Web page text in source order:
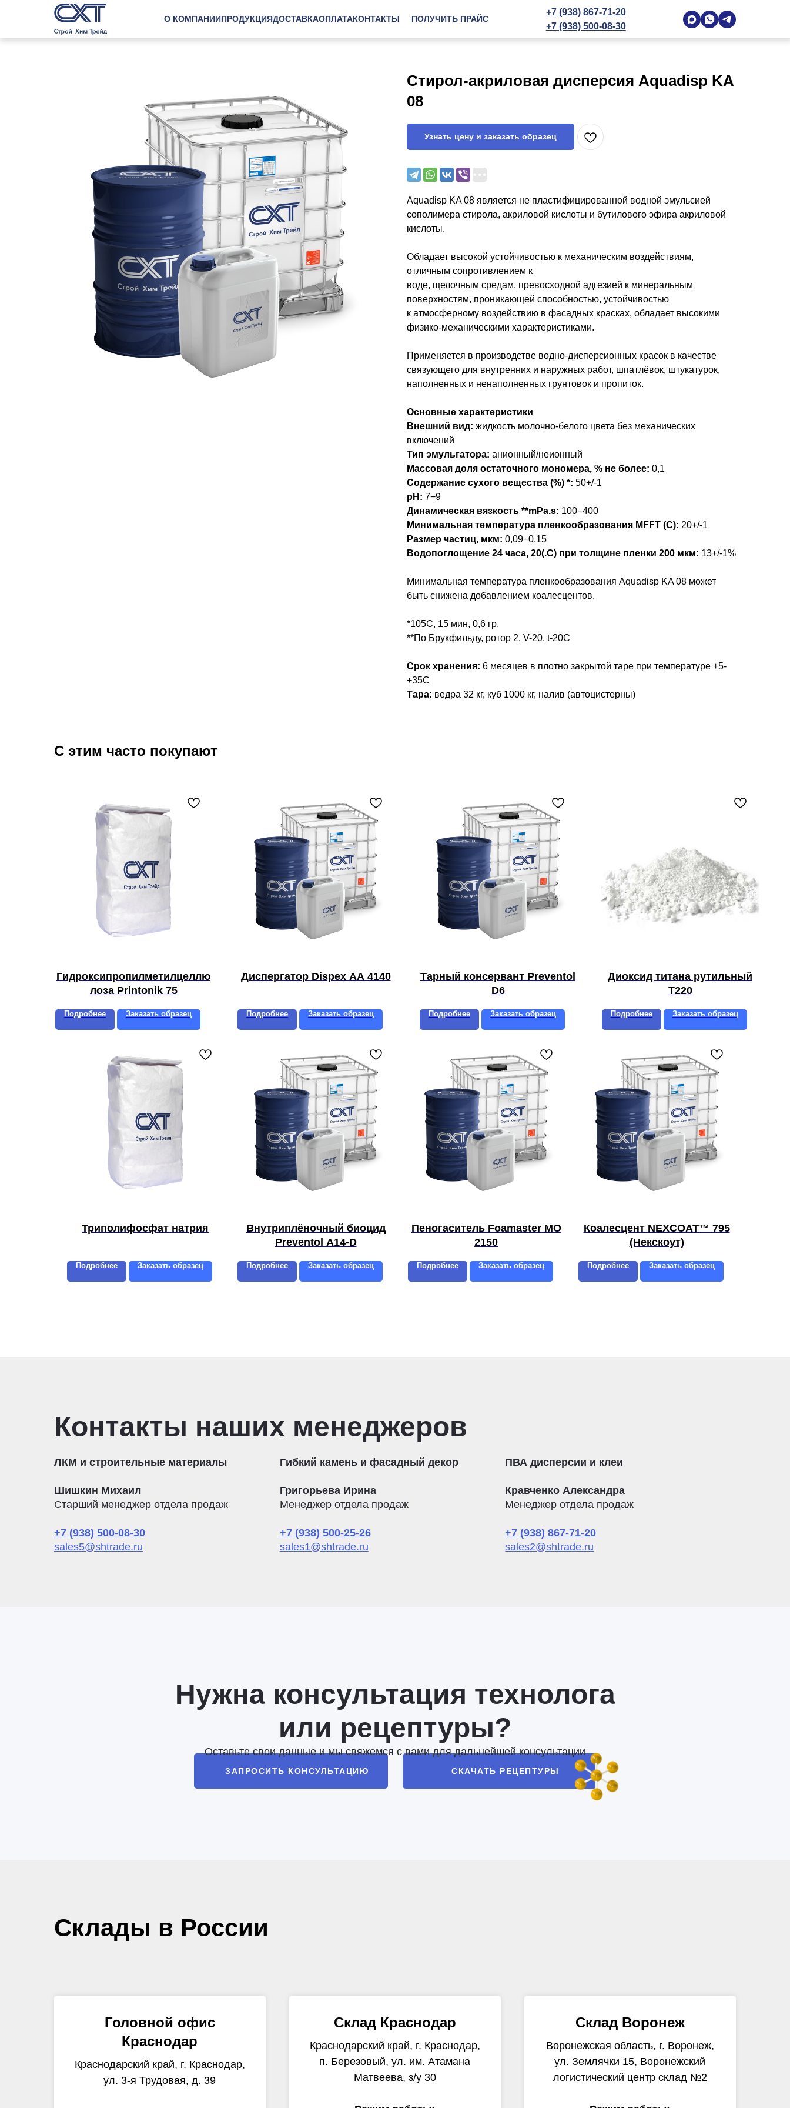
О КОМПАНИИПРОДУКЦИЯДОСТАВКАОПЛАТАКОНТАКТЫ ПОЛУЧИТЬ ПРАЙС
+7 (938) 867-71-20
+7 (938) 500-08-30
Стирол-акриловая дисперсия Aquadisp KA
08
Узнать цену и заказать образец
Aquadisp KA 08 является не пластифицированной водной эмульсией
сополимера стирола, акриловой кислоты и бутилового эфира акриловой
кислоты.
Обладает высокой устойчивостью к механическим воздействиям,
отличным сопротивлением к
воде, щелочным средам, превосходной адгезией к минеральным
поверхностям, проникающей способностью, устойчивостью
к атмосферному воздействию в фасадных красках, обладает высокими
физико-механическими характеристиками.
Применяется в производстве водно-дисперсионных красок в качестве
связующего для внутренних и наружных работ, шпатлёвок, штукатурок,
наполненных и ненаполненных грунтовок и пропиток.
Основные характеристики
Внешний вид: жидкость молочно-белого цвета без механических
включений
Тип эмульгатора: анионный/неионный
Массовая доля остаточного мономера, % не более: 0,1
Содержание сухого вещества (%) *: 50+/-1
рН: 7−9
Динамическая вязкость **mPa.s: 100−400
Минимальная температура пленкообразования MFFT (C): 20+/-1
Размер частиц, мкм: 0,09−0,15
Водопоглощение 24 часа, 20(.С) при толщине пленки 200 мкм: 13+/-1%
Минимальная температура пленкообразования Aquadisp KA 08 может
быть снижена добавлением коалесцентов.
*105C, 15 мин, 0,6 гр.
**По Брукфильду, ротор 2, V-20, t-20С
Срок хранения: 6 месяцев в плотно закрытой таре при температуре +5-
+35С
Тара: ведра 32 кг, куб 1000 кг, налив (автоцистерны)
С этим часто покупают
Гидроксипропилметилцеллю
лоза Printonik 75
Подробнее Заказать образец
Диспергатор Dispex AA 4140
Подробнее Заказать образец
Тарный консервант Preventol
D6
Подробнее Заказать образец
Диоксид титана рутильный
T220
Подробнее Заказать образец
Триполифосфат натрия
Подробнее Заказать образец
Внутриплёночный биоцид
Preventol A14-D
Подробнее Заказать образец
Пеногаситель Foamaster MO
2150
Подробнее Заказать образец
Коалесцент NEXCOAT™ 795
(Некскоут)
Подробнее Заказать образец
Контакты наших менеджеров
ЛКМ и строительные материалы
Шишкин Михаил
Старший менеджер отдела продаж
+7 (938) 500-08-30
sales5@shtrade.ru
Гибкий камень и фасадный декор
Григорьева Ирина
Менеджер отдела продаж
+7 (938) 500-25-26
sales1@shtrade.ru
ПВА дисперсии и клеи
Кравченко Александра
Менеджер отдела продаж
+7 (938) 867-71-20
sales2@shtrade.ru
СКАЧАТЬ РЕЦЕПТУРЫ
ЗАПРОСИТЬ КОНСУЛЬТАЦИЮ
Нужна консультация технолога
или рецептуры?
Оставьте свои данные и мы свяжемся с вами для дальнейшей консультации
Склады в России
Головной офис
Краснодар
Краснодарский край, г. Краснодар,
ул. 3-я Трудовая, д. 39
Склад Краснодар
Краснодарский край, г. Краснодар,
п. Березовый, ул. им. Атамана
Матвеева, з/у 30
Склад Воронеж
Воронежская область, г. Воронеж,
ул. Землячки 15, Воронежский
логистический центр склад №2